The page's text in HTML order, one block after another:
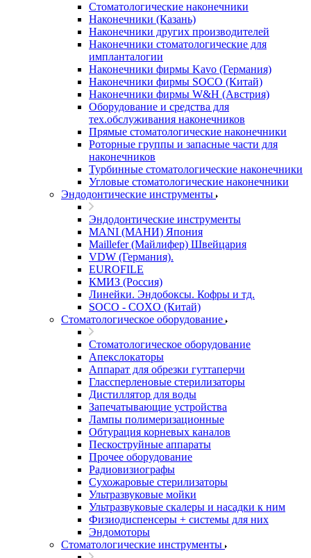
Стоматологические наконечники
Наконечники (Казань)
Наконечники других производителей
Наконечники стоматологические для
импланталогии
Наконечники фирмы Kavo (Германия)
Наконечники фирмы SOCO (Китай)
Наконечники фирмы W&H (Австрия)
Оборудование и средства для
тех.обслуживания наконечников
Прямые стоматологические наконечники
Роторные группы и запасные части для
наконечников
Турбинные стоматологические наконечники
Угловые стоматологические наконечники
Эндодонтические инструменты
Эндодонтические инструменты
MANI (МАНИ) Япония
Maillefer (Майлифер) Швейцария
VDW (Германия).
EUROFILE
КМИЗ (Россия)
Линейки. Эндобоксы. Кофры и тд.
SOCO - COXO (Китай)
Стоматологическое оборудование
Стоматологическое оборудование
Апекслокаторы
Аппарат для обрезки гуттаперчи
Глассперленовые стерилизаторы
Дистиллятор для воды
Запечатывающие устройства
Лампы полимеризационные
Обтурация корневых каналов
Пескоструйные аппараты
Прочее оборудование
Радиовизиографы
Сухожаровые стерилизаторы
Ультразвуковые мойки
Ультразвуковые скалеры и насадки к ним
Физиодиспенсеры + системы для них
Эндомоторы
Стоматологические инструменты